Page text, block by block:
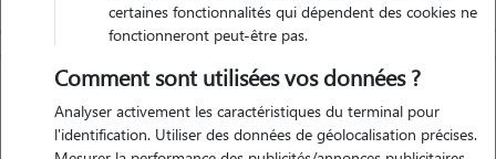
certaines fonctionnalités qui dépendent des cookies ne
fonctionneront peut-être pas.
Comment sont utilisées vos données ?
Analyser activement les caractéristiques du terminal pour
l'identification. Utiliser des données de géolocalisation précises.